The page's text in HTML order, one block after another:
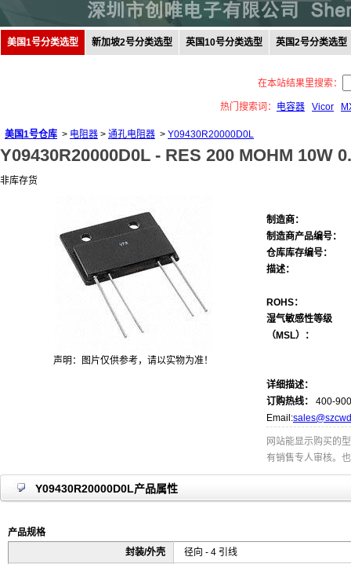
美国1号分类选型 新加坡2号分类选型 英国10号分类选型 英国2号分类选型
在本站结果里搜索：
热门搜索词： 电容器 Vicor
美国1号仓库 > 电阻器 > 通孔电阻器 > Y09430R20000D0L
Y09430R20000D0L - RES 200 MOHM 10W
非库存货
声明：图片仅供参考，请以实物为准！
制造商：
制造商产品编号：
仓库库存编号：
描述：
ROHS：
湿气敏感性等级
（MSL）：
详细描述：
订购热线：
400-
Email:
网站能显示购买的
有销售专人审核。
Y09430R20000D0L产品属性
产品规格
封装/外壳
径向 - 4 引线